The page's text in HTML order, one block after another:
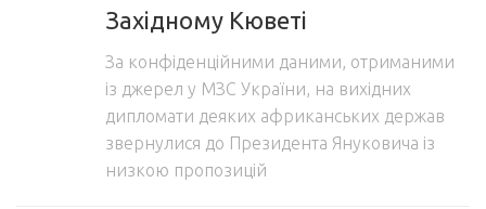
Західному Кюветі
За конфіденційними даними, отриманими
із джерел у МЗС України, на вихідних
дипломати деяких африканських держав
звернулися до Президента Януковича із
низкою пропозицій